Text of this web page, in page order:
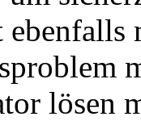
ebenfalls
lösen